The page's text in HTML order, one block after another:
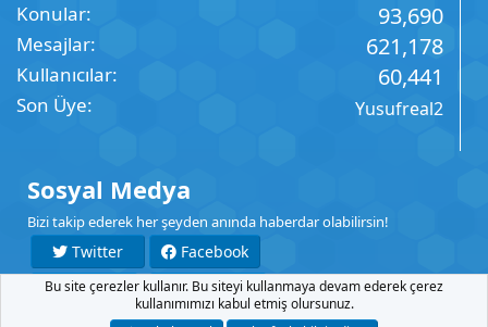
Konular 93,690
Mesajlar 621,178
Kullanıcılar 60,441
Son Üye Yusufreal2
Sosyal Medya
Bizi takip ederek her şeyden anında haberdar olabilirsin!
Twitter
Facebook
YouTube
Instagram
Bu site çerezler kullanır. Bu siteyi kullanmaya devam ederek çerez
kullanımımızı kabul etmiş olursunuz.